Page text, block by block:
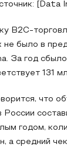
[Data
В2С-
не было в
За год
131
что
России
годом,
а средний